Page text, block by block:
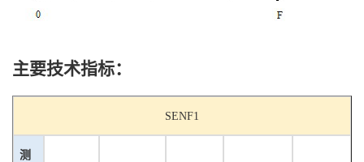
主要技术指标：
SENF1
测